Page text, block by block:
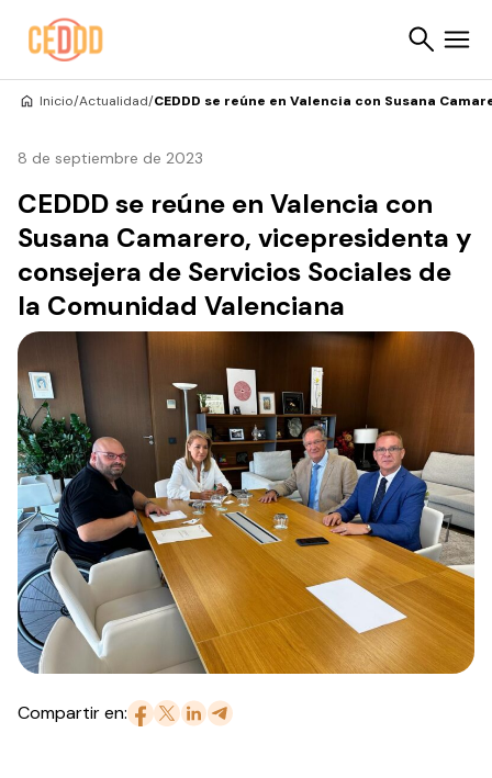
Inicio/Actualidad/CEDDD se reúne en Valencia con Susana
8 de septiembre de 2023
CEDDD se reúne en Valencia con
Susana Camarero, vicepresidenta y
consejera de Servicios Sociales de
la Comunidad Valenciana
Compartir en: